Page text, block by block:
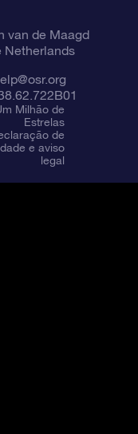
van de Maagd
Netherlands
Milhão de
Estrelas
de
e aviso
legal